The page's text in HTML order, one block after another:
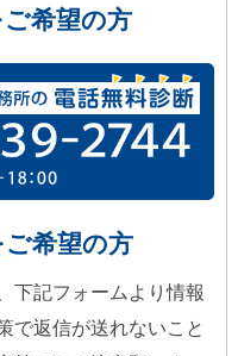
希望の方
希望の方
下記フォームより情報
で返信が送れないこと